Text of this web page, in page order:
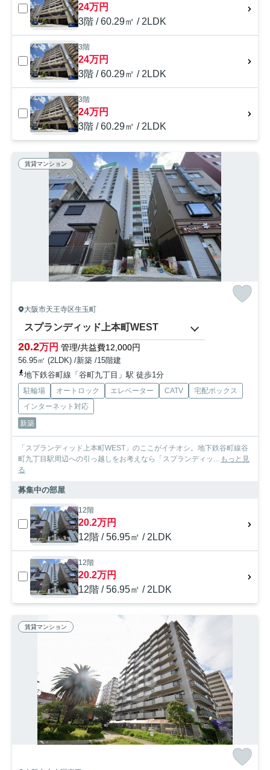
24万円
3階 / 60.29㎡ / 2LDK
3階
24万円
3階 / 60.29㎡ / 2LDK
3階
24万円
3階 / 60.29㎡ / 2LDK
賃貸マンション
大阪市天王寺区生玉町
スプランディッド上本町WEST
20.2万円 管理/共益費12,000円
56.95㎡ (2LDK) /新築 /15階建
地下鉄谷町線「谷町九丁目」駅 徒歩1分
駐輪場 オートロック エレベーター CATV
宅配ボックス
インターネット対応
新築
「スプランディッド上本町WEST」のここがイチオシ。地下鉄谷町線谷
町九丁目駅周辺への引っ越しをお考えなら「スプランディッ... もっと見
る
募集中の部屋
12階
20.2万円
12階 / 56.95㎡ / 2LDK
12階
20.2万円
12階 / 56.95㎡ / 2LDK
賃貸マンション